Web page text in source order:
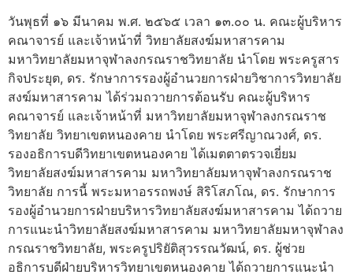
วันพุธที่ ๑๖ มีนาคม พ.ศ. ๒๕๖๕ เวลา ๑๓.๐๐ น. คณะผู้บริหาร
คณาจารย์ และเจ้าหน้าที่ วิทยาลัยสงฆ์มหาสารคาม
มหาวิทยาลัยมหาจุฬาลงกรณราชวิทยาลัย นำโดย พระครูสาร
กิจประยุต, ดร. รักษาการรองผู้อำนวยการฝ่ายวิชาการวิทยาลัย
สงฆ์มหาสารคาม ได้ร่วมถวายการต้อนรับ คณะผู้บริหาร
คณาจารย์ และเจ้าหน้าที่ มหาวิทยาลัยมหาจุฬาลงกรณราช
วิทยาลัย วิทยาเขตหนองคาย นำโดย พระศรีญาณวงศ์, ดร.
รองอธิการบดีวิทยาเขตหนองคาย ได้เมตตาตรวจเยี่ยม
วิทยาลัยสงฆ์มหาสารคาม มหาวิทยาลัยมหาจุฬาลงกรณราช
วิทยาลัย การนี้ พระมหาอรรถพงษ์ สิริโสภโณ, ดร. รักษาการ
รองผู้อำนวยการฝ่ายบริหารวิทยาลัยสงฆ์มหาสารคาม ได้ถวาย
การแนะนำวิทยาลัยสงฆ์มหาสารคาม มหาวิทยาลัยมหาจุฬาลง
กรณราชวิทยาลัย, พระครูปริยัติสุวรรณวัฒน์, ดร. ผู้ช่วย
อธิการบดีฝ่ายบริหารวิทยาเขตหนองคาย ได้ถวายการแนะนำ